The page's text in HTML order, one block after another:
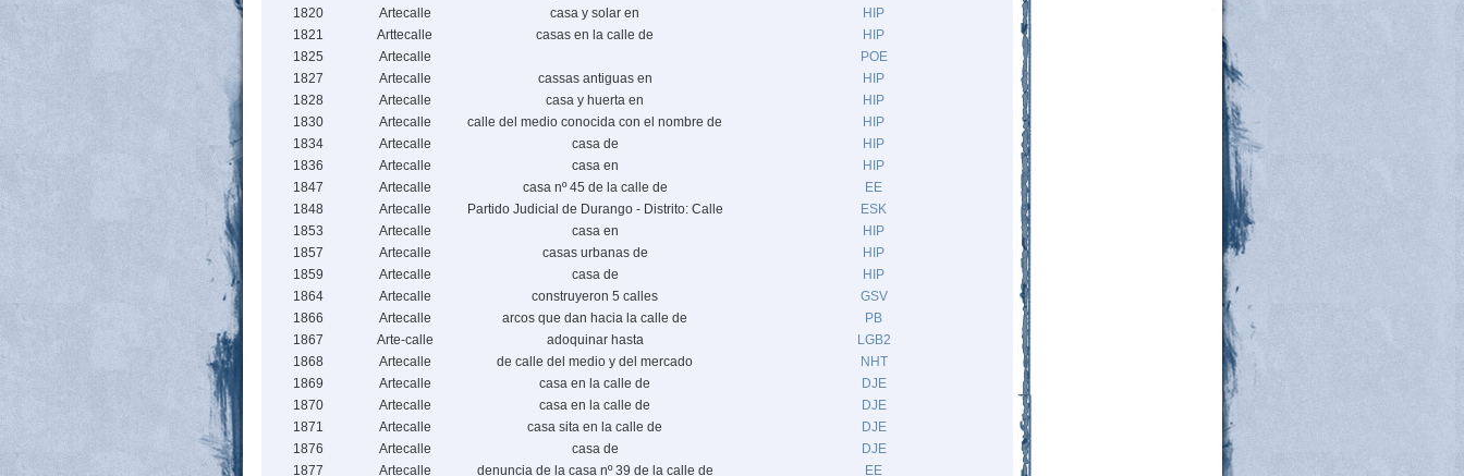
1820
Artecalle casa y solar en
HIP
1821
Arttecalle casas en la calle de
HIP
1825
Artecalle
POE
1827
Artecalle cassas antiguas en
HIP
1828
Artecalle casa y huerta en
HIP
1830
Artecalle calle del medio conocida con el nombre de
HIP
1834
Artecalle casa de
HIP
1836
Artecalle casa en
HIP
1847
Artecalle casa nº 45 de la calle de
EE
1848
Artecalle Partido Judicial de Durango - Distrito: Calle
ESK
1853
Artecalle casa en
HIP
1857
Artecalle casas urbanas de
HIP
1859
Artecalle casa de
HIP
1864
Artecalle construyeron 5 calles
GSV
1866
Artecalle arcos que dan hacia la calle de
PB
1867
Arte-calle adoquinar hasta
LGB2
1868
Artecalle de calle del medio y del mercado
NHT
1869
Artecalle casa en la calle de
DJE
1870
Artecalle casa en la calle de
DJE
1871
Artecalle casa sita en la calle de
DJE
1876
Artecalle casa de
DJE
1877
Artecalle denuncia de la casa nº 39 de la calle de EE